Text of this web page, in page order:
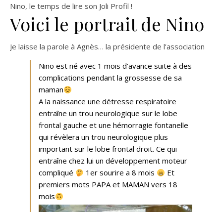
Nino, le temps de lire son Joli Profil !
Voici le portrait de Nino
Je laisse la parole à Agnès… la présidente de l’association
Nino est né avec 1 mois d’avance suite à des
complications pendant la grossesse de sa
maman
A la naissance une détresse respiratoire
entraîne un trou neurologique sur le lobe
frontal gauche et une hémorragie fontanelle
qui révèlera un trou neurologique plus
important sur le lobe frontal droit. Ce qui
entraîne chez lui un développement moteur
compliqué
1er sourire a 8 mois
Et
premiers mots PAPA et MAMAN vers 18
mois